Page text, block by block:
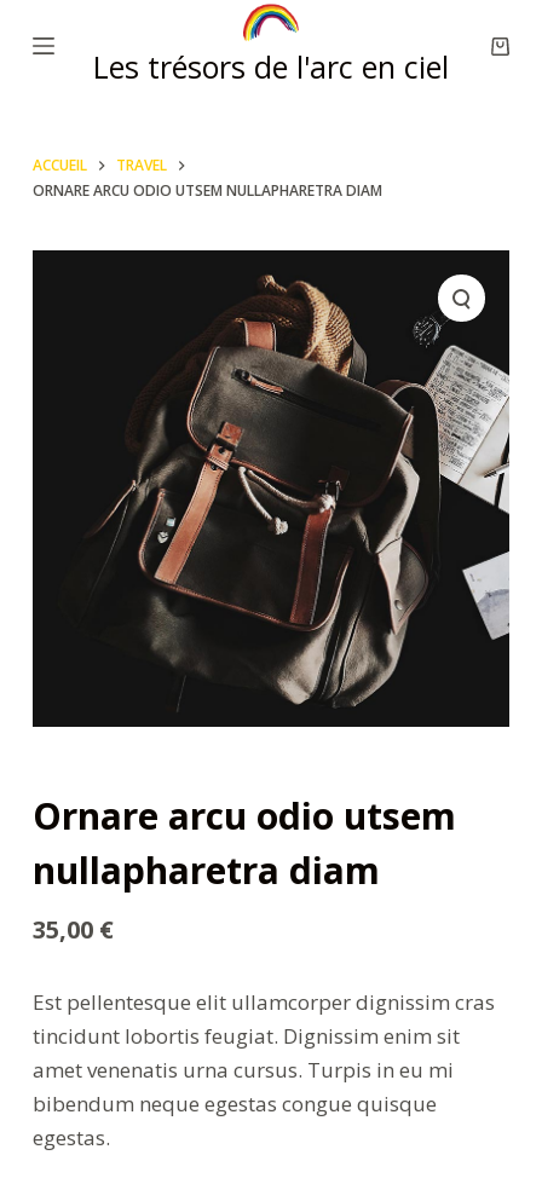
a
e
Les trésors de l'arc en ciel
ACCUEIL
TRAVEL
ORNARE ARCU ODIO UTSEM NULLAPHARETRA DIAM
Ornare arcu odio utsem
nullapharetra diam
35,00 €
Est pellentesque elit ullamcorper dignissim cras
tincidunt lobortis feugiat. Dignissim enim sit
amet venenatis urna cursus. Turpis in eu mi
bibendum neque egestas congue quisque
egestas.